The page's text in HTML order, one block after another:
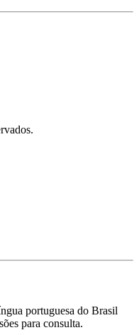
portuguesa do Brasil
para consulta.